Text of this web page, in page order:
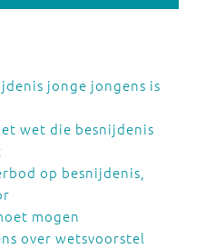
jonge jongens is
wet die besnijdenis
op besnijdenis,
mogen
over wetsvoorstel